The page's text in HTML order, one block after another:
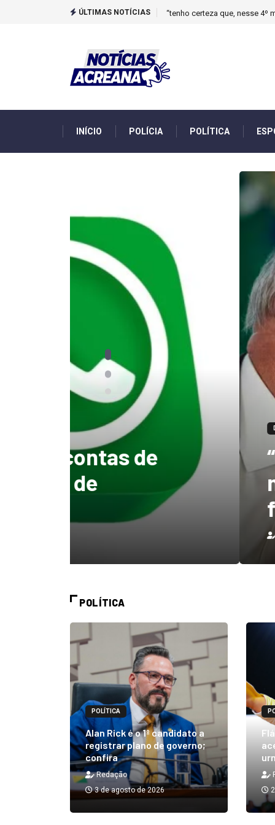
ÚLTIMAS NOTÍCIAS Novo boletim indica El Niño
INÍCIO POLÍCIA POLÍTICA
DESTAQUES
“tenho certeza
mandato, Lula
ficar no
POLÍTICA
POLÍTICA
Alan Rick é o 1º candidato a
registrar plano de governo;
confira
Redação
3 de agosto de 2026